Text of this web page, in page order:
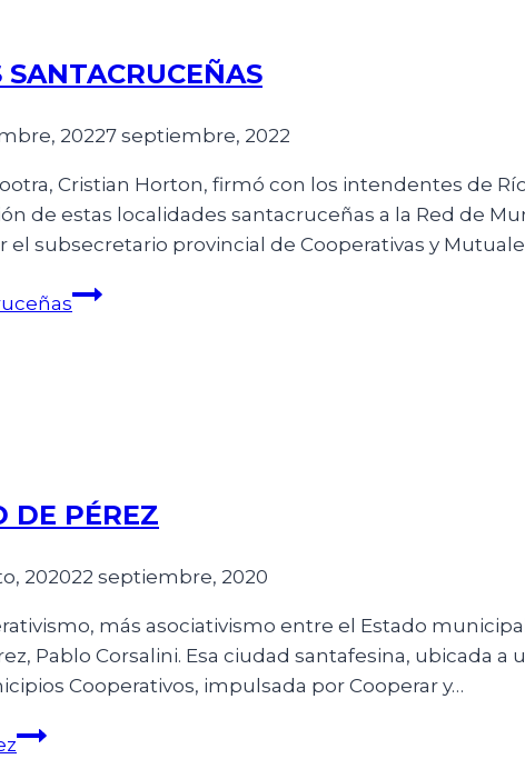
20227 septiembre, 2022
Cristian Horton, firmó con los intendentes de
de estas localidades santacruceñas a la Red de
subsecretario provincial de Cooperativas y
DE PÉREZ
202022 septiembre, 2020
más asociativismo entre el Estado
Pablo Corsalini. Esa ciudad santafesina, ubicada a
Cooperativos, impulsada por Cooperar y…